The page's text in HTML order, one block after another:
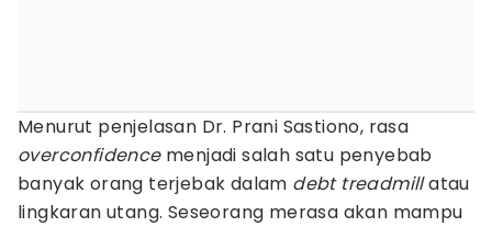
Menurut penjelasan Dr. Prani Sastiono, rasa
overconfidence menjadi salah satu penyebab
banyak orang terjebak dalam debt treadmillatau
lingkaran utang. Seseorang merasa akan mampu